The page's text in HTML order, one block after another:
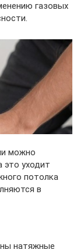
газовых
можно
это уходит
потолка
в
натяжные